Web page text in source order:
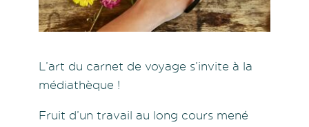
L’art du carnet de voyage s’invite à la
médiathèque !
Fruit d’un travail au long cours mené